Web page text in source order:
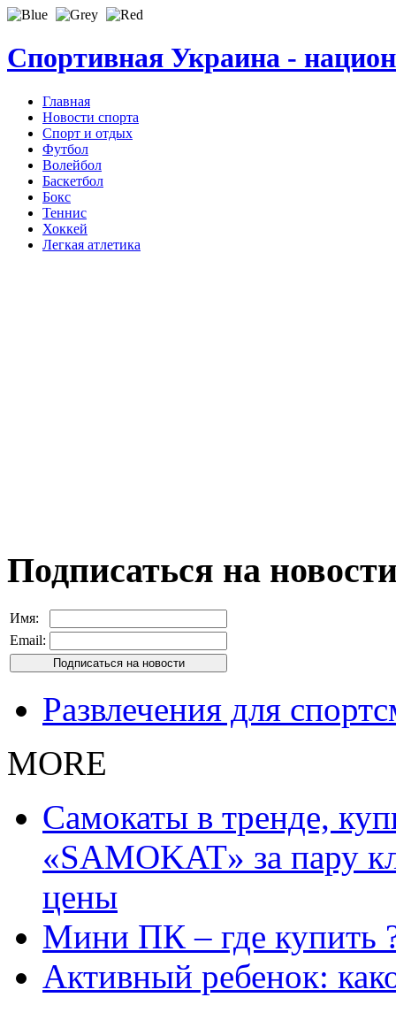
Спортивная Украина -
Главная
Новости спорта
Спорт и отдых
Футбол
Волейбол
Баскетбол
Бокс
Теннис
Хоккей
Легкая атлетика
Подписаться на
Имя:
Email:
Развлечения для
MORE
Самокаты в тренде,
«SAMOKAT» за пару
цены
Мини ПК – где купить
Активный ребенок: